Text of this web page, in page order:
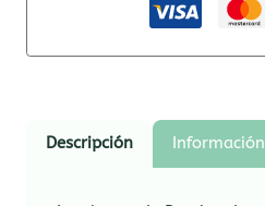
Descripción